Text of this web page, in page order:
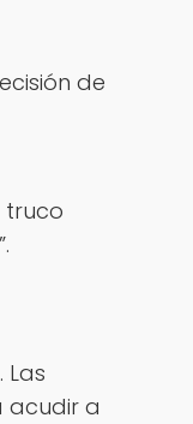
de
truco
acudir a